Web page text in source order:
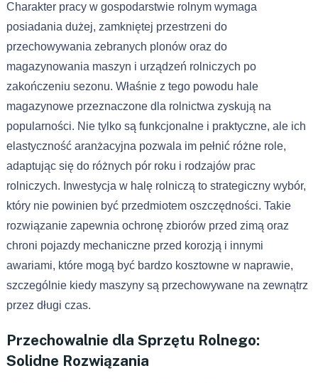
Charakter pracy w gospodarstwie rolnym wymaga
posiadania dużej, zamkniętej przestrzeni do
przechowywania zebranych plonów oraz do
magazynowania maszyn i urządzeń rolniczych po
zakończeniu sezonu. Właśnie z tego powodu hale
magazynowe przeznaczone dla rolnictwa zyskują na
popularności. Nie tylko są funkcjonalne i praktyczne, ale ich
elastyczność aranżacyjna pozwala im pełnić różne role,
adaptując się do różnych pór roku i rodzajów prac
rolniczych. Inwestycja w halę rolniczą to strategiczny wybór,
który nie powinien być przedmiotem oszczędności. Takie
rozwiązanie zapewnia ochronę zbiorów przed zimą oraz
chroni pojazdy mechaniczne przed korozją i innymi
awariami, które mogą być bardzo kosztowne w naprawie,
szczególnie kiedy maszyny są przechowywane na zewnątrz
przez długi czas.
Przechowalnie dla Sprzętu Rolnego:
Solidne Rozwiązania